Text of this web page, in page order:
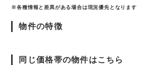
※各種情報と差異がある場合は現況優先となります
物件の特徴
同じ価格帯の物件はこちら